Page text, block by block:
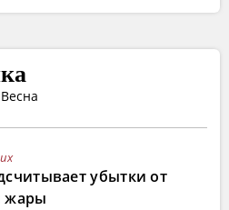
убытки от
жары